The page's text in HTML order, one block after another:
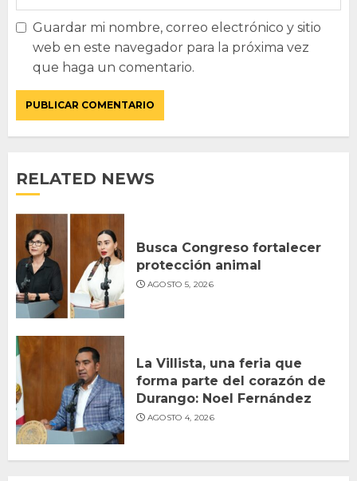
Guardar mi nombre, correo electrónico y sitio
web en este navegador para la próxima vez
que haga un comentario.
RELATED NEWS
Busca Congreso fortalecer
protección animal
AGOSTO 5, 2026
La Villista, una feria que
forma parte del corazón de
Durango: Noel Fernández
AGOSTO 4, 2026